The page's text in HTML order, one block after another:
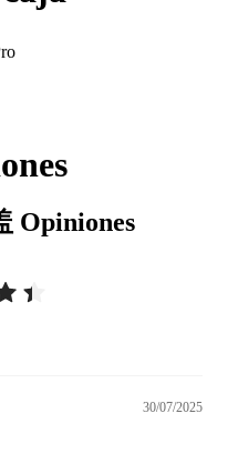
Opiniones
30/07/2025